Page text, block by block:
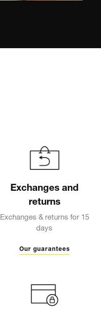
Exchanges and
returns
Exchanges & returns for 15
days
Our guarantees